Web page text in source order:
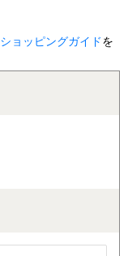
ショッピングガイドを